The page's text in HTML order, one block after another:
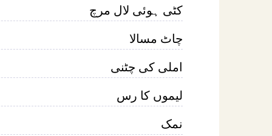
کٹی ہوئی لال مرچ
چاٹ مسالا
املی کی چٹنی
لیموں کا رس
نمک